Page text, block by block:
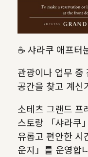
☕ 샤라쿠 애프터
관광이나 업무 중
공간을 찾고 계신
소테츠 그랜드 프
스토랑 「샤라쿠
유롭고 편안한 시
운지」를 운영합